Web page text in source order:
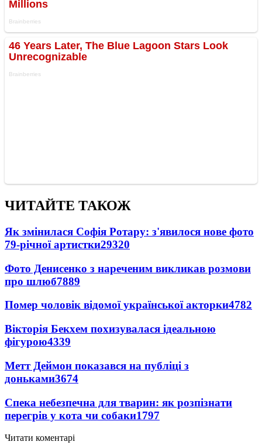
ЧИТАЙТЕ ТАКОЖ
Як змінилася Софія Ротару: з'явилося нове фото
79-річної артистки29320
Фото Денисенко з нареченим викликав розмови
про шлюб7889
Помер чоловік відомої української акторки4782
Вікторія Бекхем похизувалася ідеальною
фігурою4339
Метт Деймон показався на публіці з
доньками3674
Спека небезпечна для тварин: як розпізнати
перегрів у кота чи собаки1797
Читати коментарі